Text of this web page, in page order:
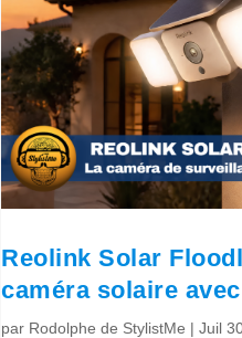
Reolink Solar
caméra solaire
par Rodolphe de StylistMe |Juil